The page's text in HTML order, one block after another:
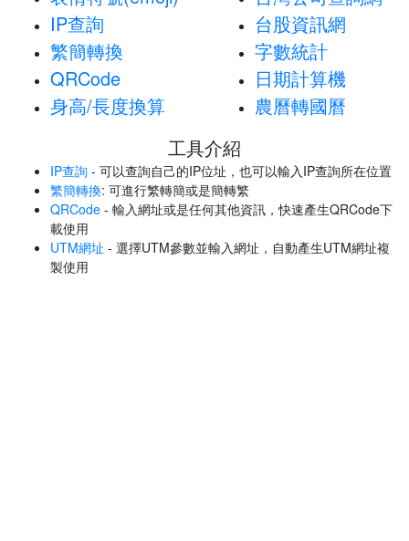
IP查詢
繁簡轉換
QRCode
身高/長度換算
台股資訊網
字數統計
日期計算機
農曆轉國曆
工具介紹
IP查詢 - 可以查詢自己的IP位址，也可以輸入IP查詢所在位置
繁簡轉換: 可進行繁轉簡或是簡轉繁
QRCode - 輸入網址或是任何其他資訊，快速產生QRCode下
載使用
UTM網址 - 選擇UTM參數並輸入網址，自動產生UTM網址複
製使用